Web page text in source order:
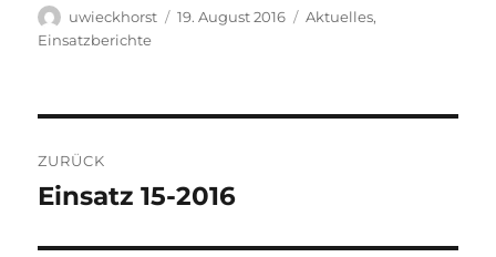
Autor
uwieckhorst
Veröffentlicht
19. August 2016 Kategorien
Aktuelles,
Einsatzberichte
ZURÜCK
Vorheriger
Einsatz 15-2016